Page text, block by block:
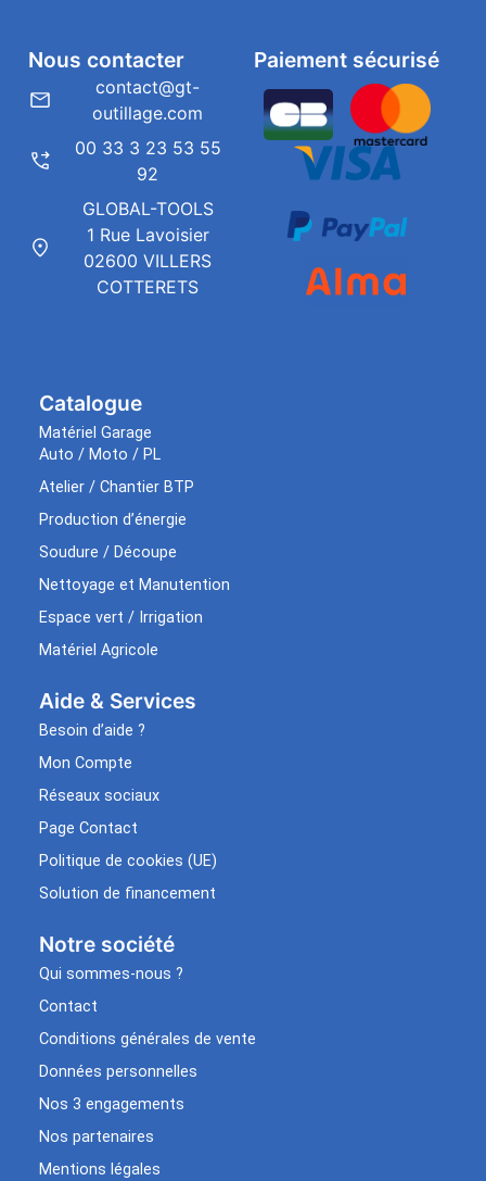
Catalogue
Matériel Garage
Auto / Moto / PL
Atelier / Chantier BTP
Production d’énergie
Soudure / Découpe
Nettoyage et Manutention
Espace vert / Irrigation
Matériel Agricole
Aide & Services​
Besoin d’aide ?
Mon Compte
Réseaux sociaux
Page Contact
Politique de cookies (UE)
Solution de financement
Notre société
Qui sommes-nous ?
Contact
Conditions générales de vente
Données personnelles
Nos 3 engagements
Nos partenaires
Mentions légales
Paiement sécurisé
Nous contacter
contact@gt-
outillage.com
00 33 3 23 53 55
92
GLOBAL-TOOLS
1 Rue Lavoisier
02600 VILLERS
COTTERETS